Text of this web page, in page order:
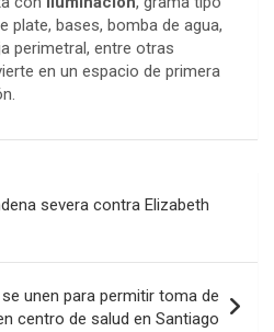
plate, bases, bomba de agua,
perimetral, entre otras
en un espacio de primera
severa contra Elizabeth
unen para permitir toma de
centro de salud en Santiago